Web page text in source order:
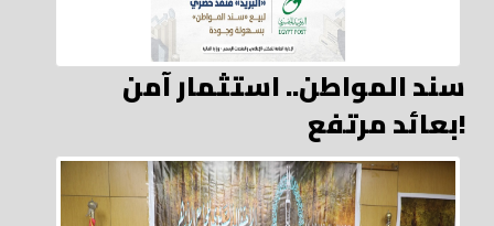
سند المواطن.. استثمار آمن
بعائد مرتفع!